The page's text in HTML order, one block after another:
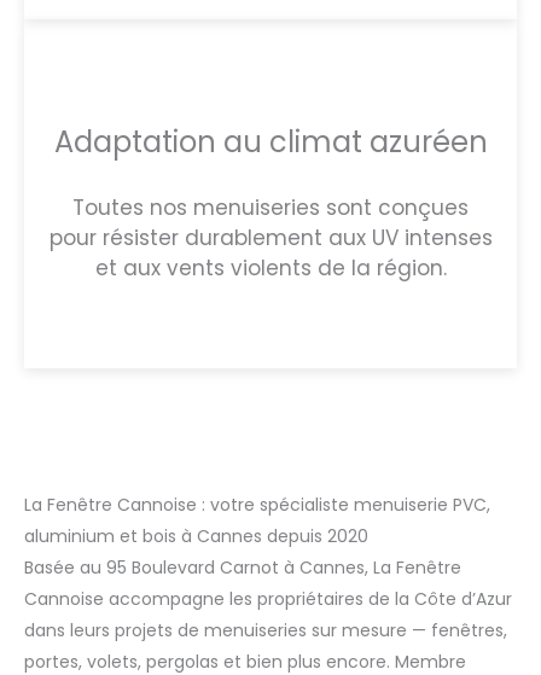
Adaptation au climat azuréen
Toutes nos menuiseries sont conçues
pour résister durablement aux UV intenses
et aux vents violents de la région.
La Fenêtre Cannoise : votre spécialiste menuiserie PVC,
aluminium et bois à Cannes depuis 2020
Basée au 95 Boulevard Carnot à Cannes, La Fenêtre
Cannoise accompagne les propriétaires de la Côte d’Azur
dans leurs projets de menuiseries sur mesure — fenêtres,
portes, volets, pergolas et bien plus encore. Membre